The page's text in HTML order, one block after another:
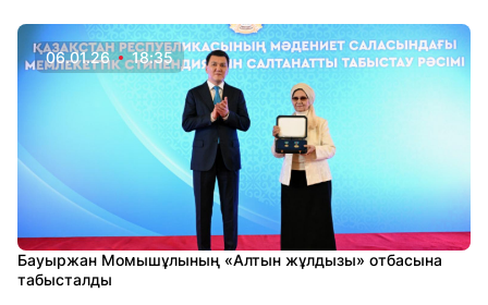
06.01.26 18:35
Бауыржан Момышұлының «Алтын жұлдызы» отбасына
табысталды